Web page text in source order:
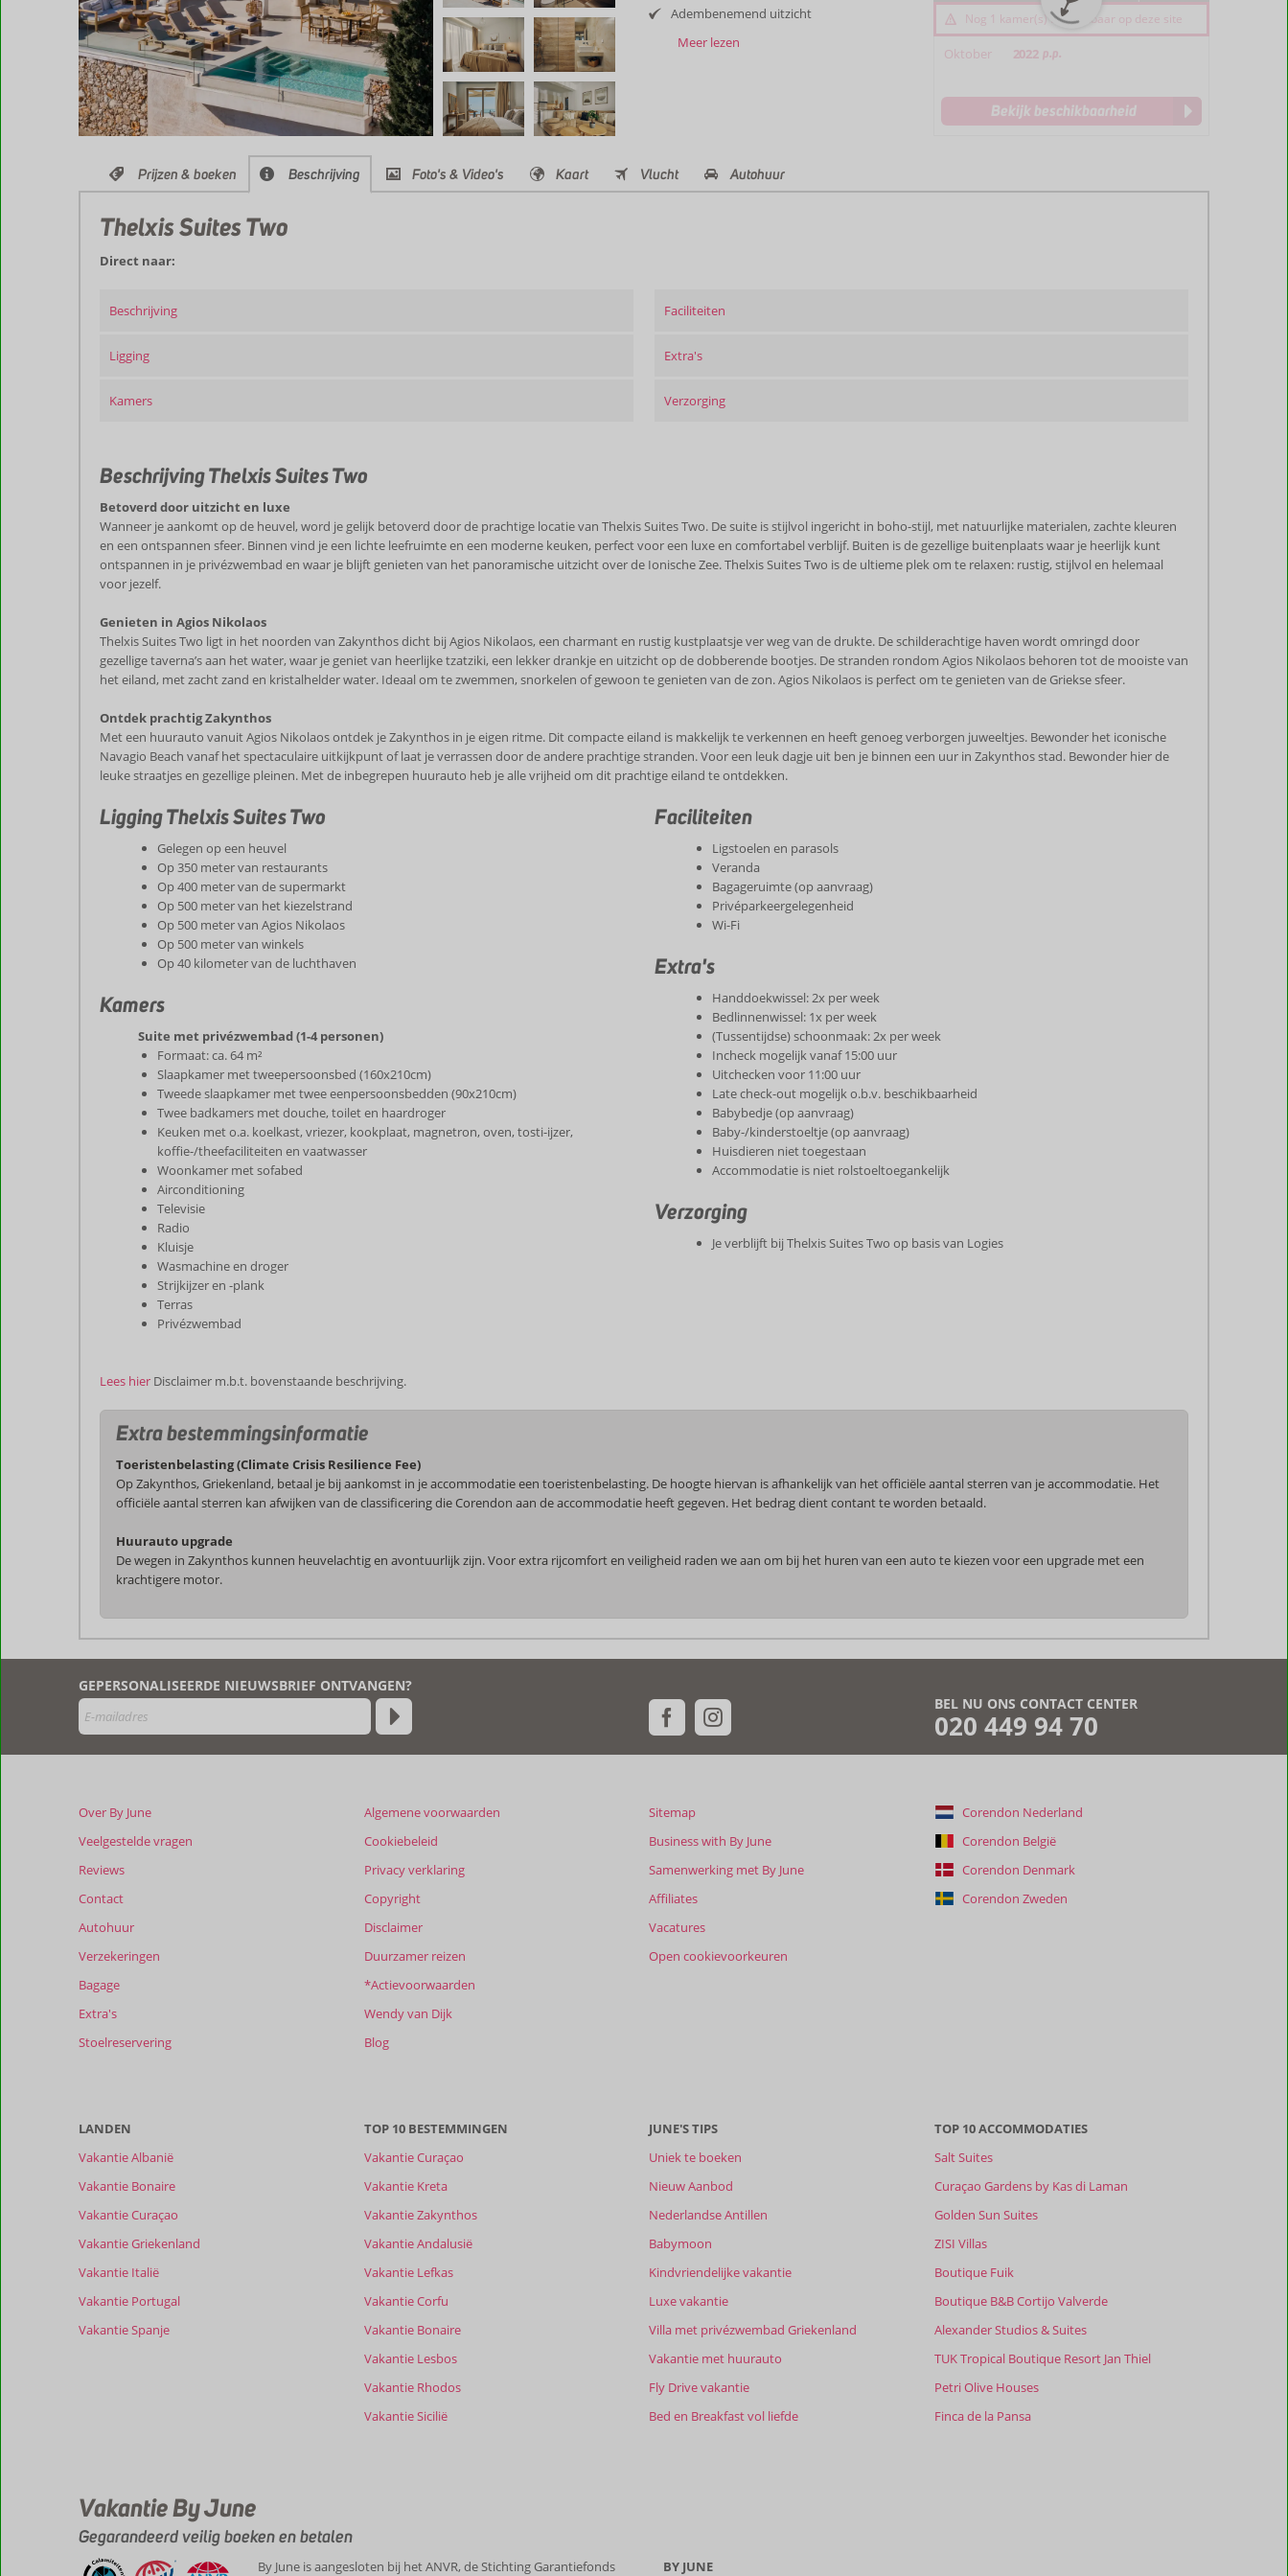
Adembenemend uitzicht
Meer lezen
Nog 1 kamer(s) beschikbaar op deze site
Oktober 2022 p.p.
Bekijk beschikbaarheid
Prijzen & boeken Beschrijving Foto's & Video's Kaart Vlucht Autohuur
Thelxis Suites Two
Direct naar:
Beschrijving
Ligging
Kamers
Faciliteiten
Extra's
Verzorging
Beschrijving Thelxis Suites Two
Betoverd door uitzicht en luxe
Wanneer je aankomt op de heuvel, word je gelijk betoverd door de prachtige locatie van Thelxis Suites Two. De suite is stijlvol ingericht in boho-stijl, met natuurlijke materialen, zachte kleuren
en een ontspannen sfeer. Binnen vind je een lichte leefruimte en een moderne keuken, perfect voor een luxe en comfortabel verblijf. Buiten is de gezellige buitenplaats waar je heerlijk kunt
ontspannen in je privézwembad en waar je blijft genieten van het panoramische uitzicht over de Ionische Zee. Thelxis Suites Two is de ultieme plek om te relaxen: rustig, stijlvol en helemaal
voor jezelf.
Genieten in Agios Nikolaos
Thelxis Suites Two ligt in het noorden van Zakynthos dicht bij Agios Nikolaos, een charmant en rustig kustplaatsje ver weg van de drukte. De schilderachtige haven wordt omringd door
gezellige taverna’s aan het water, waar je geniet van heerlijke tzatziki, een lekker drankje en uitzicht op de dobberende bootjes. De stranden rondom Agios Nikolaos behoren tot de mooiste van
het eiland, met zacht zand en kristalhelder water. Ideaal om te zwemmen, snorkelen of gewoon te genieten van de zon. Agios Nikolaos is perfect om te genieten van de Griekse sfeer.
Ontdek prachtig Zakynthos
Met een huurauto vanuit Agios Nikolaos ontdek je Zakynthos in je eigen ritme. Dit compacte eiland is makkelijk te verkennen en heeft genoeg verborgen juweeltjes. Bewonder het iconische
Navagio Beach vanaf het spectaculaire uitkijkpunt of laat je verrassen door de andere prachtige stranden. Voor een leuk dagje uit ben je binnen een uur in Zakynthos stad. Bewonder hier de
leuke straatjes en gezellige pleinen. Met de inbegrepen huurauto heb je alle vrijheid om dit prachtige eiland te ontdekken.
Ligging Thelxis Suites Two
Gelegen op een heuvel
Op 350 meter van restaurants
Op 400 meter van de supermarkt
Op 500 meter van het kiezelstrand
Op 500 meter van Agios Nikolaos
Op 500 meter van winkels
Op 40 kilometer van de luchthaven
Kamers
Suite met privézwembad (1-4 personen)
Formaat: ca. 64 m²
Slaapkamer met tweepersoonsbed (160x210cm)
Tweede slaapkamer met twee eenpersoonsbedden (90x210cm)
Twee badkamers met douche, toilet en haardroger
Keuken met o.a. koelkast, vriezer, kookplaat, magnetron, oven, tosti-ijzer,
koffie-/theefaciliteiten en vaatwasser
Woonkamer met sofabed
Airconditioning
Televisie
Radio
Kluisje
Wasmachine en droger
Strijkijzer en -plank
Terras
Privézwembad
Faciliteiten
Ligstoelen en parasols
Veranda
Bagageruimte (op aanvraag)
Privéparkeergelegenheid
Wi-Fi
Extra's
Handdoekwissel: 2x per week
Bedlinnenwissel: 1x per week
(Tussentijdse) schoonmaak: 2x per week
Incheck mogelijk vanaf 15:00 uur
Uitchecken voor 11:00 uur
Late check-out mogelijk o.b.v. beschikbaarheid
Babybedje (op aanvraag)
Baby-/kinderstoeltje (op aanvraag)
Huisdieren niet toegestaan
Accommodatie is niet rolstoeltoegankelijk
Verzorging
Je verblijft bij Thelxis Suites Two op basis van Logies
Lees hier Disclaimer m.b.t. bovenstaande beschrijving.
Extra bestemmingsinformatie
Toeristenbelasting (Climate Crisis Resilience Fee)
Op Zakynthos, Griekenland, betaal je bij aankomst in je accommodatie een toeristenbelasting. De hoogte hiervan is afhankelijk van het officiële aantal sterren van je accommodatie. Het
officiële aantal sterren kan afwijken van de classificering die Corendon aan de accommodatie heeft gegeven. Het bedrag dient contant te worden betaald.
Huurauto upgrade
De wegen in Zakynthos kunnen heuvelachtig en avontuurlijk zijn. Voor extra rijcomfort en veiligheid raden we aan om bij het huren van een auto te kiezen voor een upgrade met een
krachtigere motor.
door
klanten
in
Thelxis
Two
ouder
maanden
de
van
de
beoordelingen
te
Meer
info
BEL NU ONS CONTACT CENTER
020 449 94 70
GEPERSONALISEERDE NIEUWSBRIEF ONTVANGEN?
Over By June
Veelgestelde vragen
Reviews
Contact
Autohuur
Verzekeringen
Bagage
Extra's
Stoelreservering
Algemene voorwaarden
Cookiebeleid
Privacy verklaring
Copyright
Disclaimer
Duurzamer reizen
*Actievoorwaarden
Wendy van Dijk
Blog
Sitemap
Business with By June
Samenwerking met By June
Affiliates
Vacatures
Open cookievoorkeuren
Corendon Nederland
Corendon België
Corendon Denmark
Corendon Zweden
LANDEN
Vakantie Albanië
Vakantie Bonaire
Vakantie Curaçao
Vakantie Griekenland
Vakantie Italië
Vakantie Portugal
Vakantie Spanje
TOP 10 BESTEMMINGEN
Vakantie Curaçao
Vakantie Kreta
Vakantie Zakynthos
Vakantie Andalusië
Vakantie Lefkas
Vakantie Corfu
Vakantie Bonaire
Vakantie Lesbos
Vakantie Rhodos
Vakantie Sicilië
JUNE'S TIPS
Uniek te boeken
Nieuw Aanbod
Nederlandse Antillen
Babymoon
Kindvriendelijke vakantie
Luxe vakantie
Villa met privézwembad Griekenland
Vakantie met huurauto
Fly Drive vakantie
Bed en Breakfast vol liefde
TOP 10 ACCOMMODATIES
Salt Suites
Curaçao Gardens by Kas di Laman
Golden Sun Suites
ZISI Villas
Boutique Fuik
Boutique B&B Cortijo Valverde
Alexander Studios & Suites
TUK Tropical Boutique Resort Jan Thiel
Petri Olive Houses
Finca de la Pansa
Vakantie By June
Gegarandeerd veilig boeken en betalen
By June is aangesloten bij het ANVR, de Stichting Garantiefonds BY JUNE